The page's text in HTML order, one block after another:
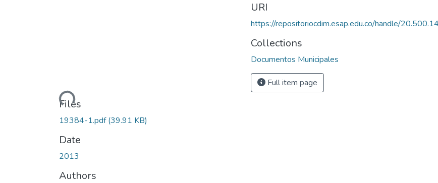
Loading...
Files
19384-1.pdf(39.91 KB)
Date
2013
Authors
URI
https://repositoriocdim.esap.edu.co/handle/
Collections
Documentos Municipales
Full item page